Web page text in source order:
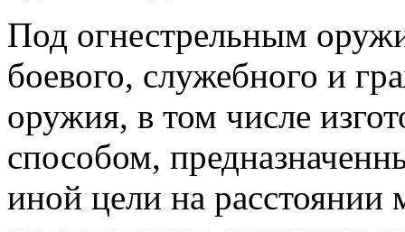
Под огнестрельным
боевого, служебного и
оружия, в том числе
способом,
иной цели на